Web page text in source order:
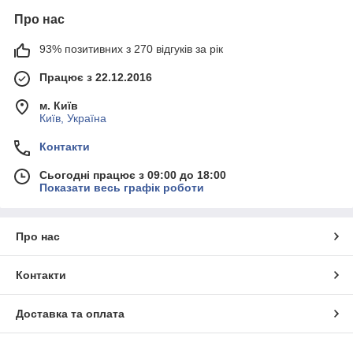
Про нас
93% позитивних з 270 відгуків за рік
Працює з 22.12.2016
м. Київ
Київ, Україна
Контакти
Сьогодні працює з 09:00 до 18:00
Показати весь графік роботи
Про нас
Контакти
Доставка та оплата